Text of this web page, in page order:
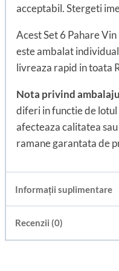
acceptabil. Stergeti
Acest Set 6 Pahare
este ambalat
livreaza rapid in toata
Nota privind
diferi in functie de
afecteaza calitatea
ramane garantata de
Informații suplimentare
Recenzii (0)